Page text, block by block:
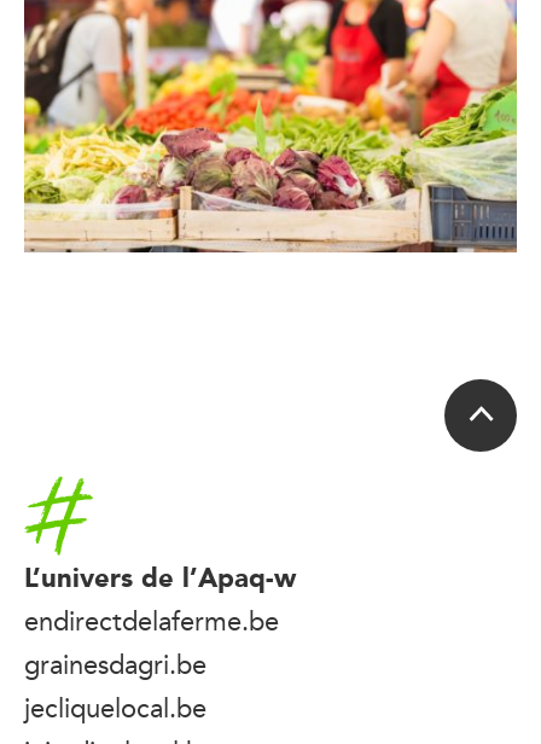
Accueil
L’univers de l’Apaq-w
endirectdelaferme.be
grainesdagri.be
jecliquelocal.be